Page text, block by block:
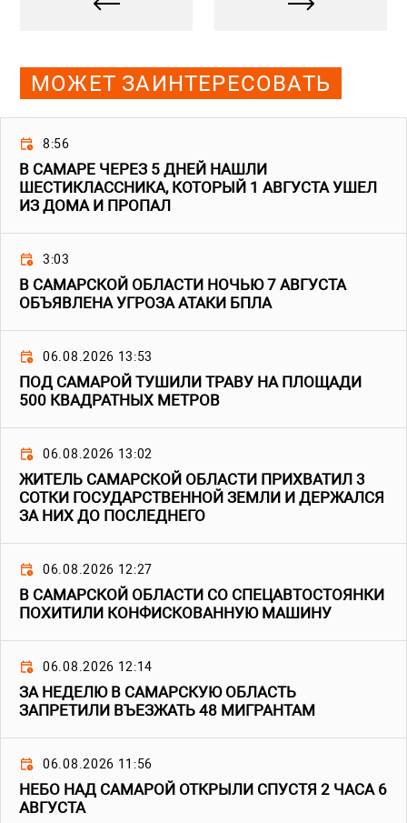
МОЖЕТ ЗАИНТЕРЕСОВАТЬ
8:56
В САМАРЕ ЧЕРЕЗ 5 ДНЕЙ НАШЛИ
ШЕСТИКЛАССНИКА, КОТОРЫЙ 1 АВГУСТА УШЕЛ
ИЗ ДОМА И ПРОПАЛ
3:03
В САМАРСКОЙ ОБЛАСТИ НОЧЬЮ 7 АВГУСТА
ОБЪЯВЛЕНА УГРОЗА АТАКИ БПЛА
06.08.2026 13:53
ПОД САМАРОЙ ТУШИЛИ ТРАВУ НА ПЛОЩАДИ
500 КВАДРАТНЫХ МЕТРОВ
06.08.2026 13:02
ЖИТЕЛЬ САМАРСКОЙ ОБЛАСТИ ПРИХВАТИЛ 3
СОТКИ ГОСУДАРСТВЕННОЙ ЗЕМЛИ И ДЕРЖАЛСЯ
ЗА НИХ ДО ПОСЛЕДНЕГО
06.08.2026 12:27
В САМАРСКОЙ ОБЛАСТИ СО СПЕЦАВТОСТОЯНКИ
ПОХИТИЛИ КОНФИСКОВАННУЮ МАШИНУ
06.08.2026 12:14
ЗА НЕДЕЛЮ В САМАРСКУЮ ОБЛАСТЬ
ЗАПРЕТИЛИ ВЪЕЗЖАТЬ 48 МИГРАНТАМ
06.08.2026 11:56
НЕБО НАД САМАРОЙ ОТКРЫЛИ СПУСТЯ 2 ЧАСА 6
АВГУСТА